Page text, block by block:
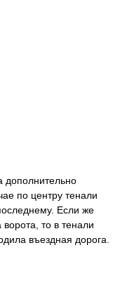
дополнительно
по центру тенали
Если же
то в тенали
въездная дорога.